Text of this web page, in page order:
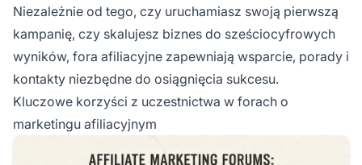
Niezależnie od tego, czy uruchamiasz swoją pierwszą
kampanię, czy skalujesz biznes do sześciocyfrowych
wyników, fora afiliacyjne zapewniają wsparcie, porady i
kontakty niezbędne do osiągnięcia sukcesu.
Kluczowe korzyści z uczestnictwa w forach o
marketingu afiliacyjnym